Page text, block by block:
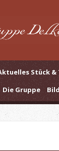
Stück &
Die Gruppe